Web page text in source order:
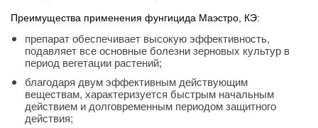
Преимущества применения фунгицида Маэстро, КЭ:
препарат обеспечивает высокую эффективность,
подавляет все основные болезни зерновых культур в
период вегетации растений;
благодаря двум эффективным действующим
веществам, характеризуется быстрым начальным
действием и долговременным периодом защитного
действия;